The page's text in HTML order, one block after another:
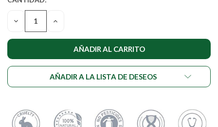
ACTUAL DE
EXISTENCIAS:
DISMINUIR
CANTIDAD
DE
AUMENTAR
DE
UNDEFINED
AÑADIR A LA LISTA DE DESEOS